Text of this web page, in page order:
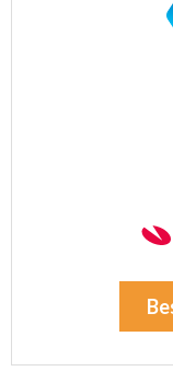
anmodede
Ikke-IAB-